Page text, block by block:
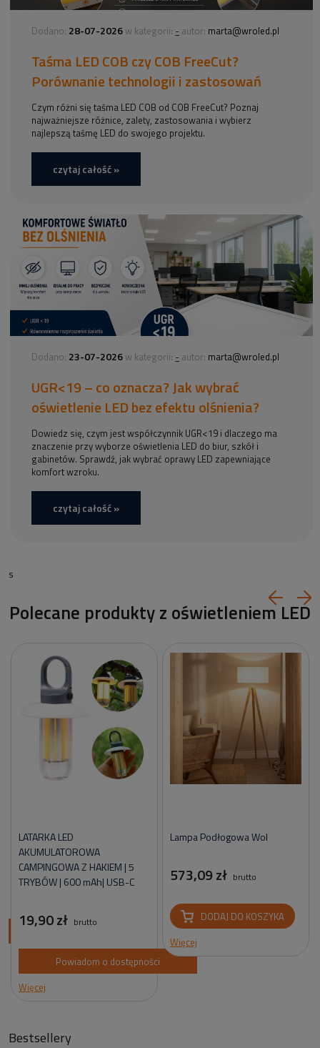
Dodano: 28-07-2026 w kategorii: - autor: marta@wroled.pl
Taśma LED COB czy COB FreeCut?
Porównanie technologii i zastosowań
Czym różni się taśma LED COB od COB FreeCut? Poznaj
najważniejsze różnice, zalety, zastosowania i wybierz
najlepszą taśmę LED do swojego projektu.
czytaj całość »
Dodano: 23-07-2026 w kategorii: - autor: marta@wroled.pl
UGR<19 – co oznacza? Jak wybrać
oświetlenie LED bez efektu olśnienia?
Dowiedz się, czym jest współczynnik UGR<19 i dlaczego ma
znaczenie przy wyborze oświetlenia LED do biur, szkół i
gabinetów. Sprawdź, jak wybrać oprawy LED zapewniające
komfort wzroku.
czytaj całość »
s
Polecane produkty z oświetleniem LED
LATARKA LED
AKUMULATOROWA
CAMPINGOWA Z HAKIEM | 5
TRYBÓW | 600 mAh| USB-C
19,90 zł brutto
Powiadom o dostępności
Więcej
Lampa Podłogowa Wol
573,09 zł brutto
DODAJ DO KOSZYKA
Więcej
Bestsellery